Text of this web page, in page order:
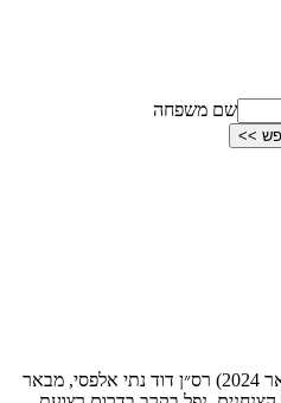
שם משפחה
נפל בי"ב בשבט התשפ"ד (22 בינואר 2024) רס״ן דוד נתי אלפסי, מבאר